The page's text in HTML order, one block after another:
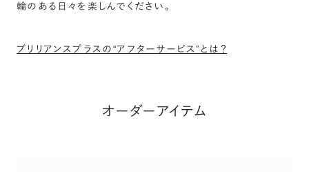
輪のある日々を楽しんでください。
ブリリアンスプラスの“アフターサービス”とは？
オーダーアイテム